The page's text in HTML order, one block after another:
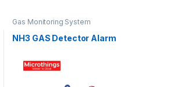
Gas Monitoring System
NH3 GAS Detector Alarm